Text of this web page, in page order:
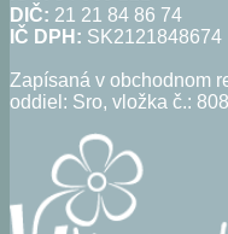
DIČ: 21 21 84 86 74
IČ DPH: SK2121848674
Zapísaná v obchodnom
oddiel: Sro, vložka č.: